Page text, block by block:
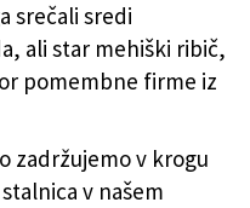
srečali sredi
ali star mehiški ribič,
pomembne firme iz
zadržujemo v krogu
v našem